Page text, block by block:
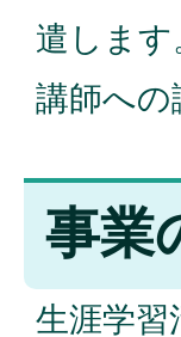
遣します
講師へ
事業
生涯学習